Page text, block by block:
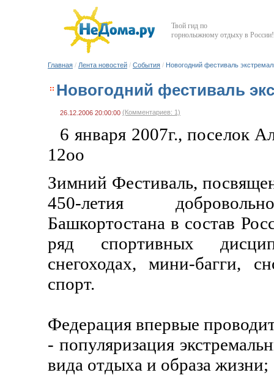
Твой гид по
горнолыжному отдыху в России!
Главная / Лента новостей / События / Новогодний фестиваль
Новогодний фестиваль
26.12.2006 20:00:00 (Комментариев: 1)
6 января 2007г., поселок
12оо
Зимний Фестиваль,
450-летия
Башкортостана в состав
ряд спортивных
снегоходах, мини-багги,
спорт.
Федерация впервые
- популяризация
вида отдыха и образа жизни;